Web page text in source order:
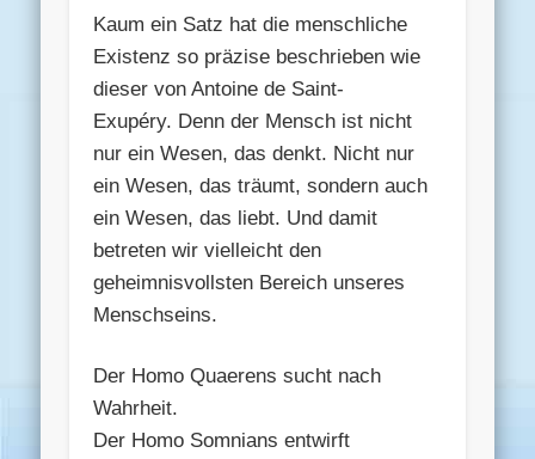
Kaum ein Satz hat die menschliche
Existenz so präzise beschrieben wie
dieser von Antoine de Saint-
Exupéry. Denn der Mensch ist nicht
nur ein Wesen, das denkt. Nicht nur
ein Wesen, das träumt, sondern auch
ein Wesen, das liebt. Und damit
betreten wir vielleicht den
geheimnisvollsten Bereich unseres
Menschseins.
Der Homo Quaerens sucht nach
Wahrheit.
Der Homo Somnians entwirft